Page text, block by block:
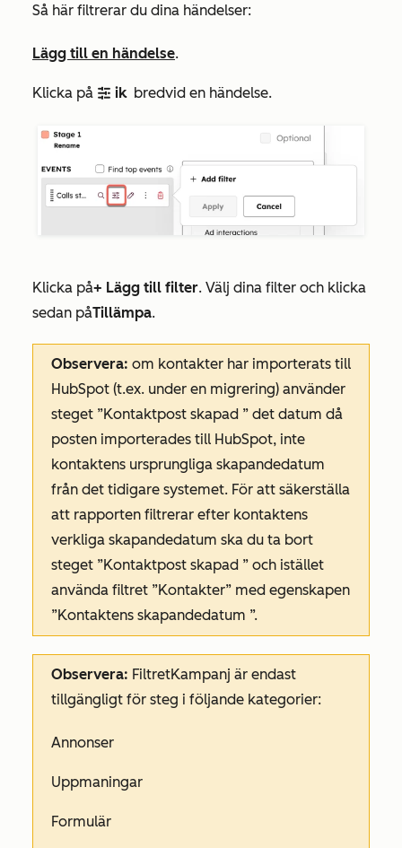
Så här filtrerar du dina händelser:
Lägg till en händelse.
Klicka på filter ik bredvid en händelse.
Klicka på+ Lägg till filter. Välj dina filter och klicka
sedan påTillämpa.
Observera: om kontakter har importerats till
HubSpot (t.ex. under en migrering) använder
steget ”Kontaktpost skapad ” det datum då
posten importerades till HubSpot, inte
kontaktens ursprungliga skapandedatum
från det tidigare systemet. För att säkerställa
att rapporten filtrerar efter kontaktens
verkliga skapandedatum ska du ta bort
steget ”Kontaktpost skapad ” och istället
använda filtret ”Kontakter” med egenskapen
”Kontaktens skapandedatum ”.
Observera: FiltretKampanj är endast
tillgängligt för steg i följande kategorier:
Annonser
Uppmaningar
Formulär